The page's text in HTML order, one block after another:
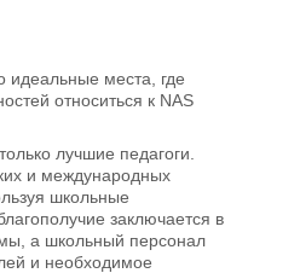
идеальные места, где
относиться к NAS
лучшие педагоги.
и международных
школьные
заключается в
а школьный персонал
и необходимое